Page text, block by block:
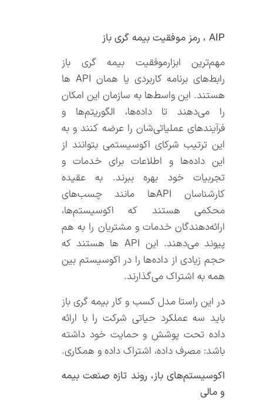
AIP ، رمز موفقیت بیمه گری باز
مهم‌ترین ابزارموفقیت بیمه گری باز
رابط‌های برنامه کاربردی یا همان API ها
هستند. این واسط‌ها به سازمان این امکان
را می‌دهند تا داده‌ها، الگوریتم‌ها و
فرآیندهای عملیاتی‌شان را عرضه کنند و به
این ترتیب شرکای اکوسیستمی بتوانند از
این داده‌ها و اطلاعات برای خدمات و
تجربیات خود بهره ببرند. به عقیده
کارشناسان API‌ها مانند چسب‌های
محکمی هستند که اکوسیستم‌ها،
ارائه‌دهندگان خدمات و مشتریان را به هم
پیوند می‌دهند. این API ها هستند که
حجم زیادی از داده‌ها را در اکوسیستم بین
همه به اشتراک می‌گذارند.
در این راستا مدل کسب و کار بیمه گری باز
باید سه عملکرد حیاتی شرکت را با ارائه
داده تحت پوشش و حمایت خود داشته
باشد: مصرف داده، اشتراک داده و همکاری.
اکوسیستم‌های باز، روند تازه صنعت بیمه
و مالی